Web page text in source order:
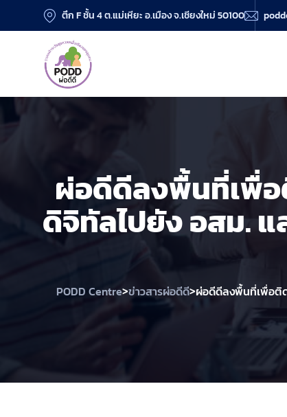
ตึก F ชั้น 4 ต.แม่เหียะ อ.เมือง จ.เชียงใหม่ 50100
ผ่อดีดีลงพื้นที่เพื่อ
ดิจิทัลไปยัง อสม. แ
PODD Centre>ข่าวสารผ่อดีดี>ผ่อดีดีลงพื้นที่เพื่อติด